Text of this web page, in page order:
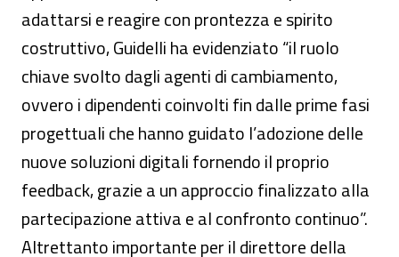
adattarsi e reagire con prontezza e spirito
costruttivo, Guidelli ha evidenziato “il ruolo
chiave svolto dagli agenti di cambiamento,
ovvero i dipendenti coinvolti fin dalle prime fasi
progettuali che hanno guidato l’adozione delle
nuove soluzioni digitali fornendo il proprio
feedback, grazie a un approccio finalizzato alla
partecipazione attiva e al confronto continuo”.
Altrettanto importante per il direttore della